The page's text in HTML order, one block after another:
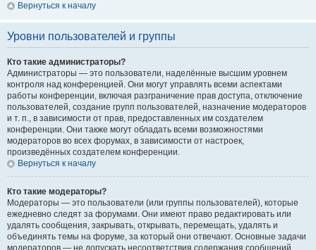
Вернуться к началу
Уровни пользователей и группы
Кто такие администраторы?
Администраторы — это пользователи, наделённые высшим уровнем
контроля над конференцией. Они могут управлять всеми аспектами
работы конференции, включая разграничение прав доступа, отключение
пользователей, создание групп пользователей, назначение модераторов
и т. п., в зависимости от прав, предоставленных им создателем
конференции. Они также могут обладать всеми возможностями
модераторов во всех форумах, в зависимости от настроек,
произведённых создателем конференции.
Вернуться к началу
Кто такие модераторы?
Модераторы — это пользователи (или группы пользователей), которые
ежедневно следят за форумами. Они имеют право редактировать или
удалять сообщения, закрывать, открывать, перемещать, удалять и
объединять темы на форуме, за который они отвечают. Основные задачи
модераторов — не допускать несоответствия содержания сообщений